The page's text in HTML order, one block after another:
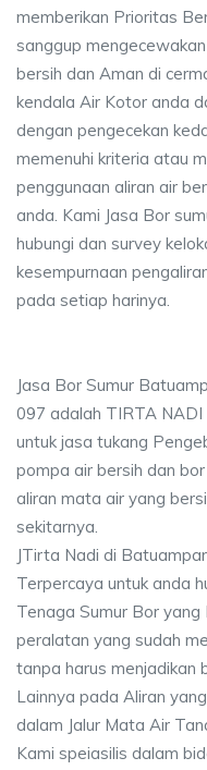
memberikan Prioritas
sanggup
bersih dan Aman di
kendala Air Kotor anda
dengan pengecekan
memenuhi kriteria atau
penggunaan aliran air
anda. Kami Jasa Bor
hubungi dan survey
kesempurnaan
pada setiap harinya.
Jasa Bor Sumur
097 adalah TIRTA
untuk jasa tukang
pompa air bersih dan
aliran mata air yang
sekitarnya.
JTirta Nadi di
Terpercaya untuk anda
Tenaga Sumur Bor
peralatan yang sudah
tanpa harus menjadikan
Lainnya pada Aliran
dalam Jalur Mata Air
Kami speiasilis dalam